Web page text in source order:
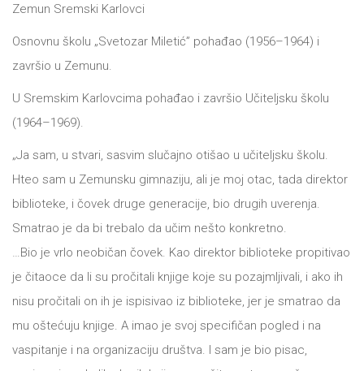
Zemun Sremski Karlovci
Osnovnu školu „Svetozar Miletić” pohađao (1956–1964) i
završio u Zemunu.
U Sremskim Karlovcima pohađao i završio Učiteljsku školu
(1964–1969).
„Ja sam, u stvari, sasvim slučajno otišao u učiteljsku školu.
Hteo sam u Zemunsku gimnaziju, ali je moj otac, tada direktor
biblioteke, i čovek druge generacije, bio drugih uverenja.
Smatrao je da bi trebalo da učim nešto konkretno.
…Bio je vrlo neobičan čovek. Kao direktor biblioteke propitivao
je čitaoce da li su pročitali knjige koje su pozajmljivali, i ako ih
nisu pročitali on ih je ispisivao iz biblioteke, jer je smatrao da
mu oštećuju knjige. A imao je svoj specifičan pogled i na
vaspitanje i na organizaciju društva. I sam je bio pisac,